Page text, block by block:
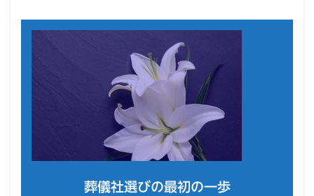
葬儀社選びの最初の一歩